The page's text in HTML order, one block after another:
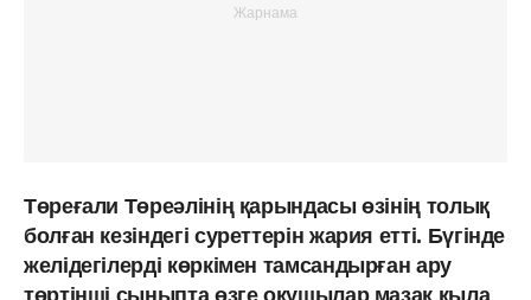
Төреғали Төреәлінің қарындасы өзінің толық
болған кезіндегі суреттерін жария етті. Бүгінде
желідегілерді көркімен тамсандырған ару
төртінші сыныпта өзге оқушылар мазақ қыла